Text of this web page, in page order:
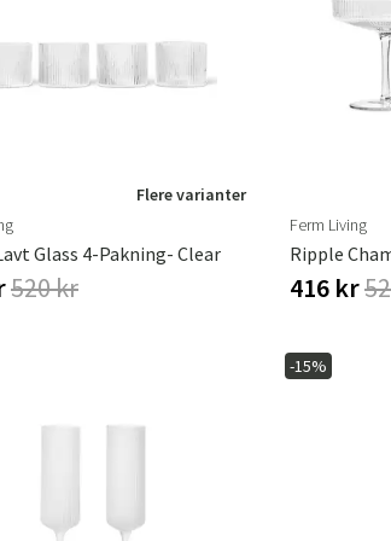
Vedlikeholdsprodukter
Småoppbevaring
Flere varianter
Glass 4-Pakning- Clear
520 kr
Ferm Living
Ripple
416 kr
-15%